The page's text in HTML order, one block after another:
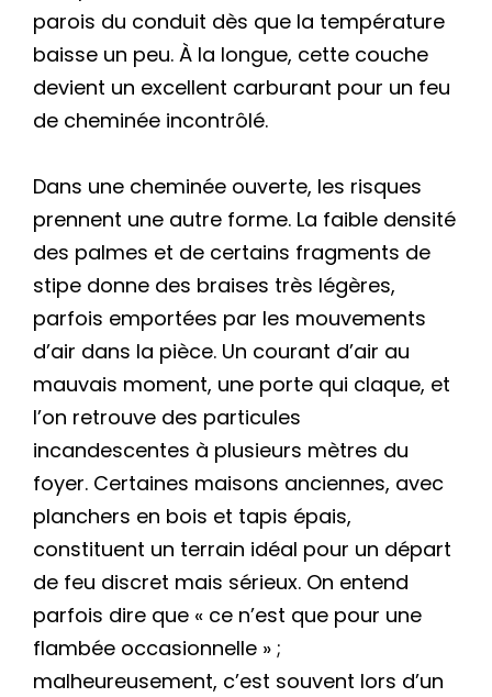
parois du conduit dès que la température
baisse un peu. À la longue, cette couche
devient un excellent carburant pour un feu
de cheminée incontrôlé.
Dans une cheminée ouverte, les risques
prennent une autre forme. La faible densité
des palmes et de certains fragments de
stipe donne des braises très légères,
parfois emportées par les mouvements
d’air dans la pièce. Un courant d’air au
mauvais moment, une porte qui claque, et
l’on retrouve des particules
incandescentes à plusieurs mètres du
foyer. Certaines maisons anciennes, avec
planchers en bois et tapis épais,
constituent un terrain idéal pour un départ
de feu discret mais sérieux. On entend
parfois dire que « ce n’est que pour une
flambée occasionnelle » ;
malheureusement, c’est souvent lors d’un